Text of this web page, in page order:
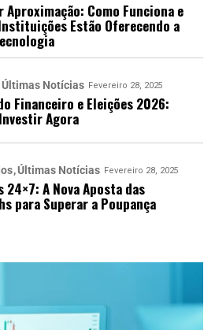
Aproximação: Como Funciona e
Estão Oferecendo a
Últimas Notícias Fevereiro 28, 2025
Financeiro e Eleições 2026:
Agora
Últimas Notícias Fevereiro 28, 2025
24×7: A Nova Aposta das
para Superar a Poupança